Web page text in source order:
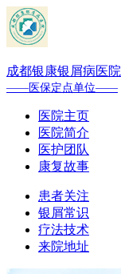
成都银康银屑病医院
——医保定点单位——
医院主页
医院简介
医护团队
康复故事
患者关注
银屑常识
疗法技术
来院地址